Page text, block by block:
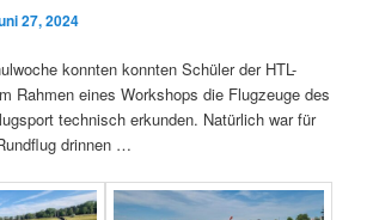
27, 2024
konnten konnten Schüler der HTL-
Rahmen eines Workshops die Flugzeuge des
technisch erkunden. Natürlich war für
drinnen …